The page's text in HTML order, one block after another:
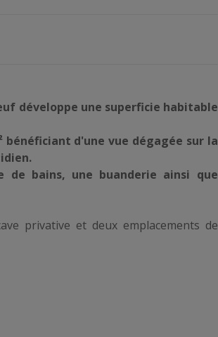
développe une superficie habitable
bénéficiant d'une vue dégagée sur la
de bains, une buanderie ainsi que
privative et deux emplacements de